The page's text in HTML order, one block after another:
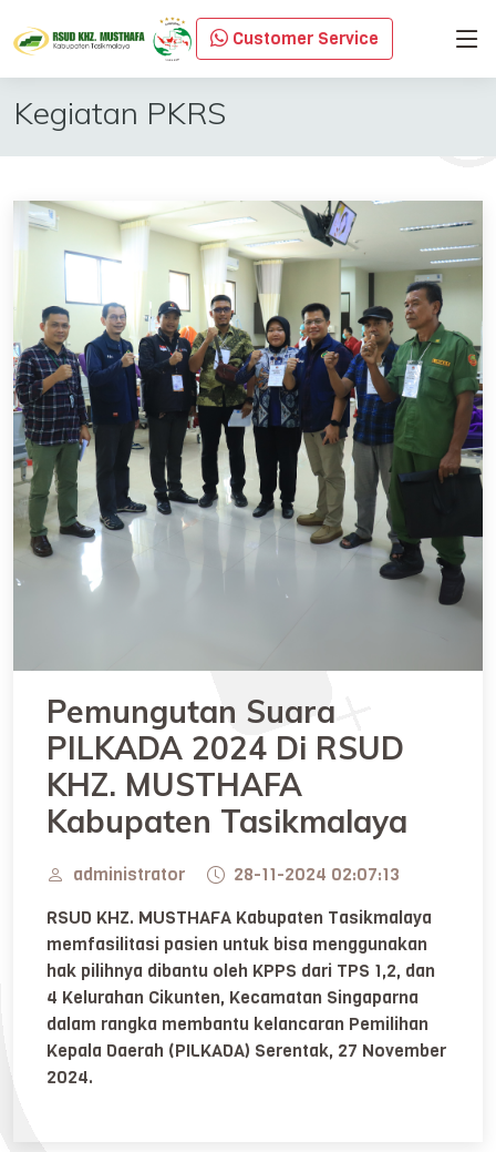
Customer Service
Kegiatan PKRS
Pemungutan Suara
PILKADA 2024 Di RSUD
KHZ. MUSTHAFA
Kabupaten Tasikmalaya
administrator
28-11-2024 02:07:13
RSUD KHZ. MUSTHAFA Kabupaten Tasikmalaya
memfasilitasi pasien untuk bisa menggunakan
hak pilihnya dibantu oleh KPPS dari TPS 1,2, dan
4 Kelurahan Cikunten, Kecamatan Singaparna
dalam rangka membantu kelancaran Pemilihan
Kepala Daerah (PILKADA) Serentak, 27 November
2024.